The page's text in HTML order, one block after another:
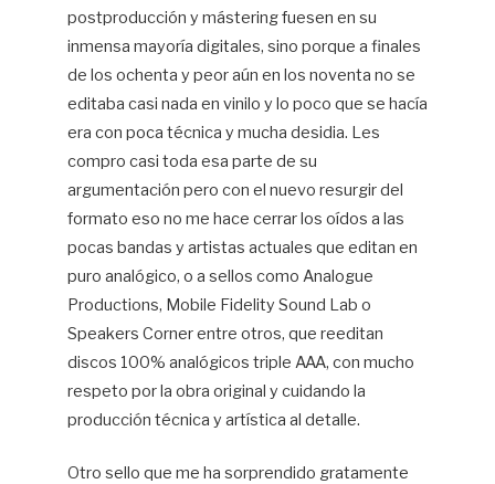
postproducción y mástering fuesen en su
inmensa mayoría digitales, sino porque a finales
de los ochenta y peor aún en los noventa no se
editaba casi nada en vinilo y lo poco que se hacía
era con poca técnica y mucha desidia. Les
compro casi toda esa parte de su
argumentación pero con el nuevo resurgir del
formato eso no me hace cerrar los oídos a las
pocas bandas y artistas actuales que editan en
puro analógico, o a sellos como Analogue
Productions, Mobile Fidelity Sound Lab o
Speakers Corner entre otros, que reeditan
discos 100% analógicos triple AAA, con mucho
respeto por la obra original y cuidando la
producción técnica y artística al detalle.
Otro sello que me ha sorprendido gratamente